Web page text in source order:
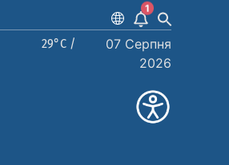
1
29°C /
07 Серпня
2026